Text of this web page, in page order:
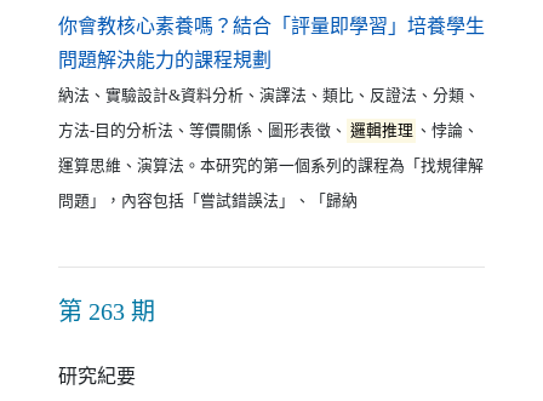
你會教核心素養嗎？結合「評量即學習」培養學生
問題解決能力的課程規劃
納法、實驗設計&資料分析、演譯法、類比、反證法、分類、
方法-目的分析法、等價關係、圖形表徵、 邏輯推理 、悖論、
運算思維、演算法。本研究的第一個系列的課程為「找規律解
問題」，內容包括「嘗試錯誤法」、「歸納
第 263 期
研究紀要